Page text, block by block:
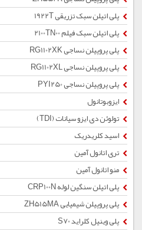
پلی اتیلن سبک تزریقی 1922T
پلی اتیلن سبک فیلم 2100TN00
پلی پروپیلن نساجی RG1102XK
پلی پروپیلن نساجی RG1102XL
پلی پروپیلن نساجی PYI250
ایزوبوتانول
تولوئن دی ایزو سیانات (TDI)
اسید کلریدریک
تری اتانول آمین
منو اتانول آمین
پلی اتیلن سنگین لوله CRP100N
پلی پروپیلن شیمیایی ZH515MA
پلی وینیل کلراید S70